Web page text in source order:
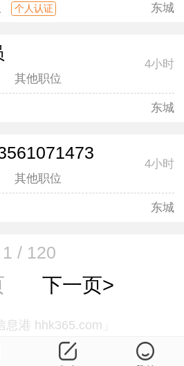
个人认证 东城
其他职位
4小时
东城
其他职位
4小时
东城
1 / 120
下一页>
息港 hhk365.com」